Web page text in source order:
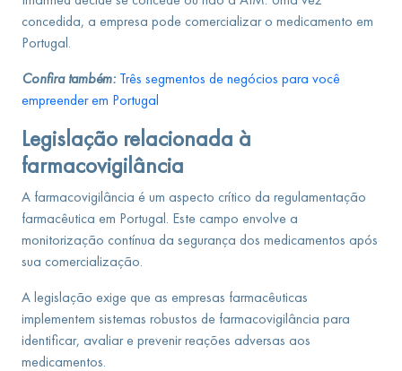
concedida, a empresa pode comercializar o medicamento em
Portugal.
Confira também: Três segmentos de negócios para você
empreender em Portugal
Legislação relacionada à
farmacovigilância
A farmacovigilância é um aspecto crítico da regulamentação
farmacêutica em Portugal. Este campo envolve a
monitorização contínua da segurança dos medicamentos após
sua comercialização.
A legislação exige que as empresas farmacêuticas
implementem sistemas robustos de farmacovigilância para
identificar, avaliar e prevenir reações adversas aos
medicamentos.